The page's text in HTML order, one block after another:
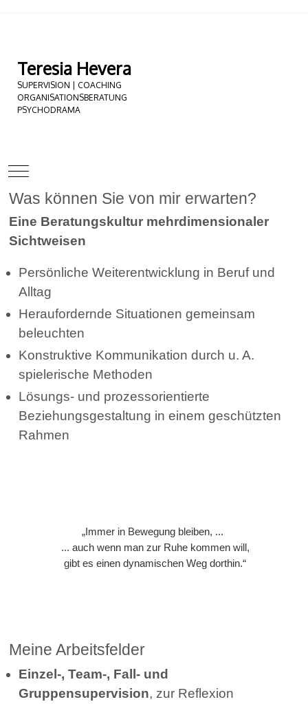
Teresia Hevera
SUPERVISION | COACHING
ORGANISATIONSBERATUNG
PSYCHODRAMA
Mobile Menu Toggle
Was können Sie von mir erwarten?
Eine Beratungskultur mehrdimensionaler
Sichtweisen
Persönliche Weiterentwicklung in Beruf und
Alltag
Heraufordernde Situationen gemeinsam
beleuchten
Konstruktive Kommunikation durch u. A.
spielerische Methoden
Lösungs- und prozessorientierte
Beziehungsgestaltung in einem geschützten
Rahmen
„Immer in Bewegung bleiben, ...
... auch wenn man zur Ruhe kommen will,
gibt es einen dynamischen Weg dorthin.“
Meine Arbeitsfelder
Einzel-, Team-, Fall- und
Gruppensupervision, zur Reflexion